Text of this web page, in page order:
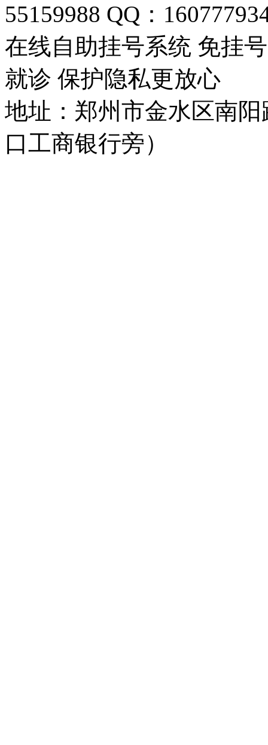
55159988 QQ：
在线自助挂号系统 免挂
就诊 保护隐私更放心
地址：郑州市金水区南
口工商银行旁）